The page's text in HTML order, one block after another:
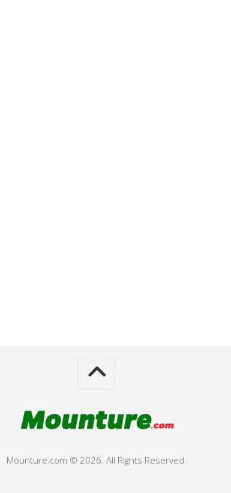
Mounture.com © 2026. All Rights Reserved.